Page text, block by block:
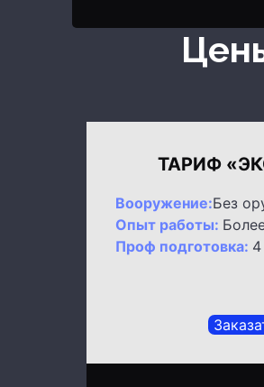
ТАРИФ
Вооружение:Без
Опыт работы:
Проф подготовка: